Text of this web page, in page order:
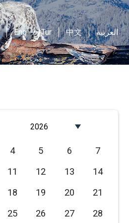
Eng Tur 中文 العربية
2026
2024
2023
2021
4 5 6
7
11 12 13
14
18 19 20
21
25 26 27
28